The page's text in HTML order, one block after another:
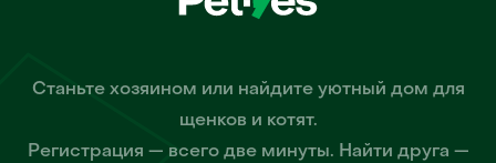
Станьте хозяином или найдите уютный дом для
щенков и котят.
Регистрация — всего две минуты. Найти друга —